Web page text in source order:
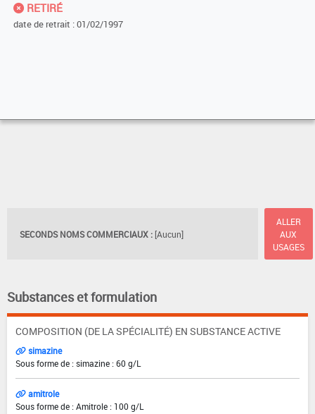
RETIRÉ
date de retrait : 01/02/1997
SECONDS NOMS COMMERCIAUX : [Aucun]
ALLER
AUX
USAGES
Substances et formulation
COMPOSITION (DE LA SPÉCIALITÉ) EN SUBSTANCE ACTIVE
simazine
Sous forme de : simazine : 60 g/L
amitrole
Sous forme de : Amitrole : 100 g/L